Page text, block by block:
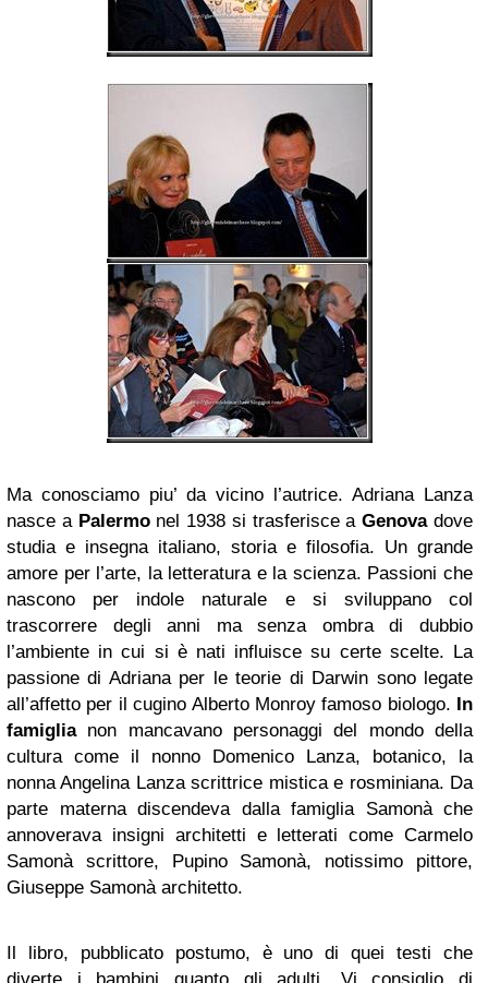
Ma conosciamo piu’ da vicino l’autrice. Adriana Lanza
nasce a Palermonel 1938 si trasferisce aGenovadove
studia e insegna italiano, storia e filosofia. Un grande
amore per l’arte, la letteratura e la scienza. Passioni che
nascono per indole naturale e si sviluppano col
trascorrere degli anni ma senza ombra di dubbio
l’ambiente in cui si è nati influisce su certe scelte. La
passione di Adriana per le teorie di Darwin sono legate
all’affetto per il cugino Alberto Monroy famoso biologo. In
famiglianon mancavano personaggi del mondo della
cultura come il nonno Domenico Lanza, botanico, la
nonna Angelina Lanza scrittrice mistica e rosminiana. Da
parte materna discendeva dalla famiglia Samonà che
annoverava insigni architetti e letterati come Carmelo
Samonà scrittore, Pupino Samonà, notissimo pittore,
Giuseppe Samonà architetto.
Il libro, pubblicato postumo, è uno di quei testi che
diverte i bambini quanto gli adulti. Vi consiglio di